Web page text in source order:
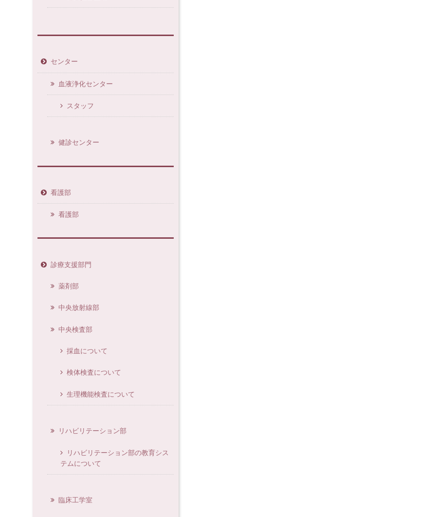
センター
血液浄化センター
スタッフ
健診センター
看護部
看護部
診療支援部門
薬剤部
中央放射線部
中央検査部
採血について
検体検査について
生理機能検査について
リハビリテーション部
リハビリテーション部の教育シス
テムについて
臨床工学室